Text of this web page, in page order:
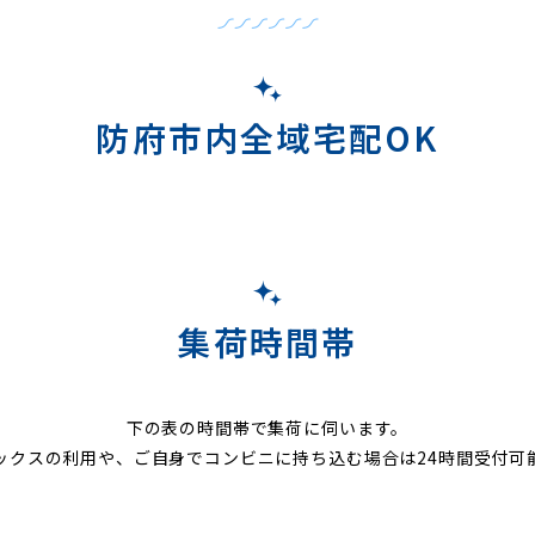
防府市内全域宅配OK
集荷時間帯
下の表の時間帯で集荷に伺います。
クスの利用や、ご自身でコンビニに持ち込む場合は24時間受付可